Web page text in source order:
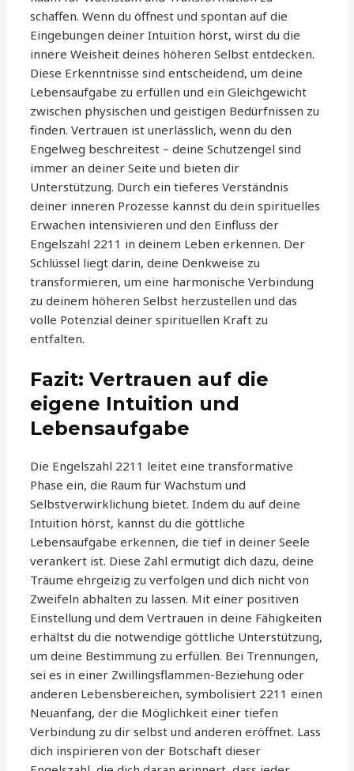
schaffen. Wenn du öffnest und spontan auf die
Eingebungen deiner Intuition hörst, wirst du die
innere Weisheit deines höheren Selbst entdecken.
Diese Erkenntnisse sind entscheidend, um deine
Lebensaufgabe zu erfüllen und ein Gleichgewicht
zwischen physischen und geistigen Bedürfnissen zu
finden. Vertrauen ist unerlässlich, wenn du den
Engelweg beschreitest – deine Schutzengel sind
immer an deiner Seite und bieten dir
Unterstützung. Durch ein tieferes Verständnis
deiner inneren Prozesse kannst du dein spirituelles
Erwachen intensivieren und den Einfluss der
Engelszahl 2211 in deinem Leben erkennen. Der
Schlüssel liegt darin, deine Denkweise zu
transformieren, um eine harmonische Verbindung
zu deinem höheren Selbst herzustellen und das
volle Potenzial deiner spirituellen Kraft zu
entfalten.
Fazit: Vertrauen auf die
eigene Intuition und
Lebensaufgabe
Die Engelszahl 2211 leitet eine transformative
Phase ein, die Raum für Wachstum und
Selbstverwirklichung bietet. Indem du auf deine
Intuition hörst, kannst du die göttliche
Lebensaufgabe erkennen, die tief in deiner Seele
verankert ist. Diese Zahl ermutigt dich dazu, deine
Träume ehrgeizig zu verfolgen und dich nicht von
Zweifeln abhalten zu lassen. Mit einer positiven
Einstellung und dem Vertrauen in deine Fähigkeiten
erhältst du die notwendige göttliche Unterstützung,
um deine Bestimmung zu erfüllen. Bei Trennungen,
sei es in einer Zwillingsflammen-Beziehung oder
anderen Lebensbereichen, symbolisiert 2211 einen
Neuanfang, der die Möglichkeit einer tiefen
Verbindung zu dir selbst und anderen eröffnet. Lass
dich inspirieren von der Botschaft dieser